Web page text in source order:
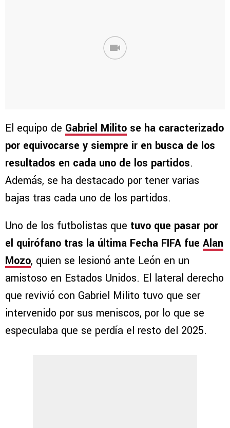
El equipo de Gabriel Milito se ha caracterizado
por equivocarse y siempre ir en busca de los
resultados en cada uno de los partidos.
Además, se ha destacado por tener varias
bajas tras cada uno de los partidos.
Uno de los futbolistas que tuvo que pasar por
el quirófano tras la última Fecha FIFA fue Alan
Mozo, quien se lesionó ante León en un
amistoso en Estados Unidos. El lateral derecho
que revivió con Gabriel Milito tuvo que ser
intervenido por sus meniscos, por lo que se
especulaba que se perdía el resto del 2025.